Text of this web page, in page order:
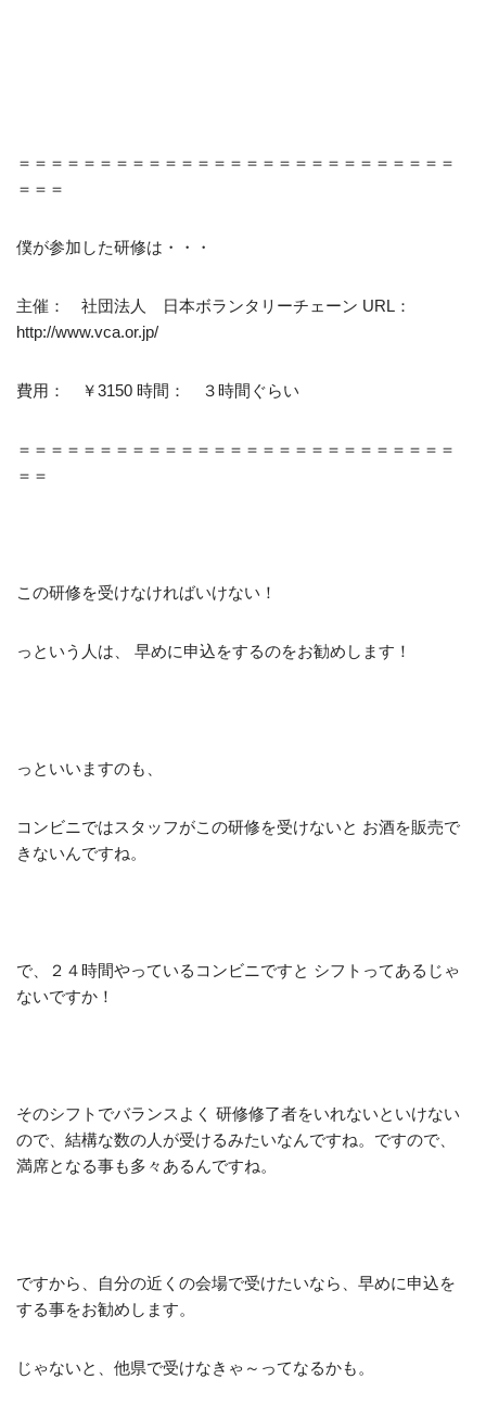
＝＝＝＝＝＝＝＝＝＝＝＝＝＝＝＝＝＝＝＝＝＝＝＝＝＝＝
＝＝＝
僕が参加した研修は・・・
主催： 社団法人 日本ボランタリーチェーン URL：
http://www.vca.or.jp/
費用： ￥3150 時間： ３時間ぐらい
＝＝＝＝＝＝＝＝＝＝＝＝＝＝＝＝＝＝＝＝＝＝＝＝＝＝＝
＝＝
この研修を受けなければいけない！
っという人は、 早めに申込をするのをお勧めします！
っといいますのも、
コンビニではスタッフがこの研修を受けないと お酒を販売で
きないんですね。
で、２４時間やっているコンビニですと シフトってあるじゃ
ないですか！
そのシフトでバランスよく 研修修了者をいれないといけない
ので、結構な数の人が受けるみたいなんですね。ですので、
満席となる事も多々あるんですね。
ですから、自分の近くの会場で受けたいなら、早めに申込を
する事をお勧めします。
じゃないと、他県で受けなきゃ～ってなるかも。